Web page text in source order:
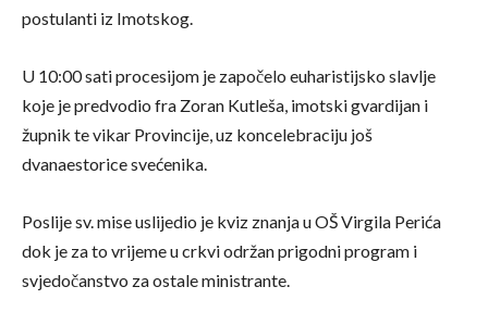
postulanti iz Imotskog.
U 10:00 sati procesijom je započelo euharistijsko slavlje
koje je predvodio fra Zoran Kutleša, imotski gvardijan i
župnik te vikar Provincije, uz koncelebraciju još
dvanaestorice svećenika.
Poslije sv. mise uslijedio je kviz znanja u OŠ Virgila Perića
dok je za to vrijeme u crkvi održan prigodni program i
svjedočanstvo za ostale ministrante.